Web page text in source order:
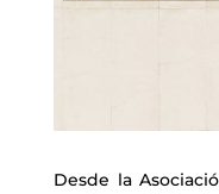
Desde la